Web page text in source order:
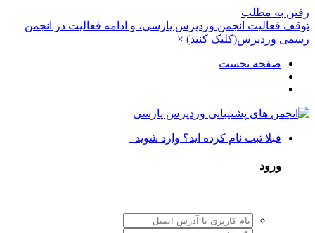
رفتن به مطلب
توقف فعالیت انجمن وردپرس پارسی، و ادامه فعالیت در انجمن
رسمی وردپرس(کلیک کنید) ×
صفحه نخست
قبلا ثبت نام کرده اید؟ وارد شوید
ورود